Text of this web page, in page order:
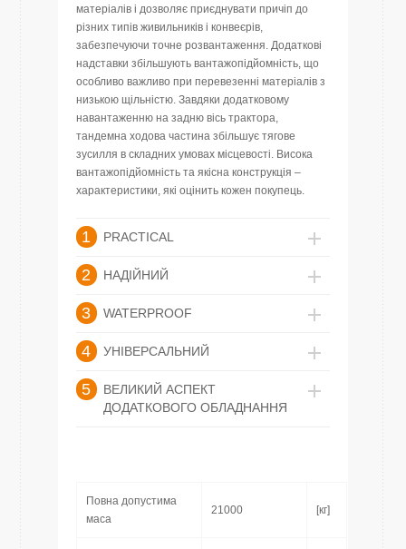
матеріалів і дозволяє приєднувати причіп до
різних типів живильників і конвеєрів,
забезпечуючи точне розвантаження. Додаткові
надставки збільшують вантажопідйомність, що
особливо важливо при перевезенні матеріалів з
низькою щільністю. Завдяки додатковому
навантаженню на задню вісь трактора,
тандемна ходова частина збільшує тягове
зусилля в складних умовах місцевості. Висока
вантажопідйомність та якісна конструкція –
характеристики, які оцінить кожен покупець.
1 PRACTICAL
2 НАДІЙНИЙ
3 WATERPROOF
4 УНІВЕРСАЛЬНИЙ
5
ВЕЛИКИЙ АСПЕКТ
ДОДАТКОВОГО ОБЛАДНАННЯ
Повна допустима
маса
21000 [кг]